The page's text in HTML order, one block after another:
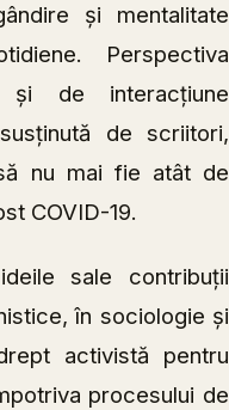
și mentalitate
Perspectiva
și de interacțiune
de scriitori,
nu mai fie atât de
COVID-19.
sale contribuții
în sociologie și
activistă pentru
procesului de